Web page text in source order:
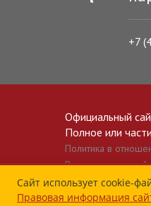
+7
Официальный
Полное или
Политика в
Все материалы
Сайт использует cookie-
Правовая информация